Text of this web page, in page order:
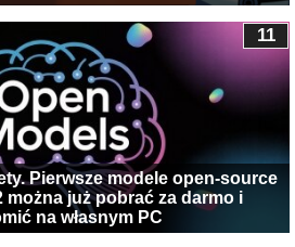
Pierwsze modele open-source
można już pobrać za darmo i
na własnym PC
11